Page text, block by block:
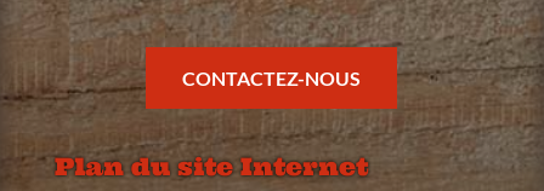
CONTACTEZ-NOUS
Plan du site Internet